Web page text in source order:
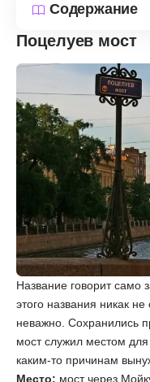
Содержание
Поцелуев мост
Название говорит само
этого названия никак
неважно. Сохранились
мост служил местом
каким-то причинам
Место: мост через